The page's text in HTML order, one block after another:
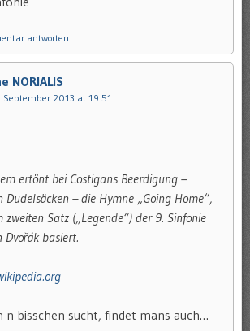
antworten
NORIALIS
September 2013 at 19:51
ertönt bei Costigans Beerdigung –
Dudelsäcken – die Hymne „Going Home“,
zweiten Satz („Legende“) der 9. Sinfonie
Dvořák basiert.
n bisschen sucht, findet mans auch…